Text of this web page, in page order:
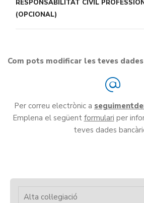
RESPONSABILITAT CIVIL
(OPCIONAL)
Com pots modificar les teves
Per correu electrònic a
Emplena el següent formulari per
teves dades
Alta col·legiació